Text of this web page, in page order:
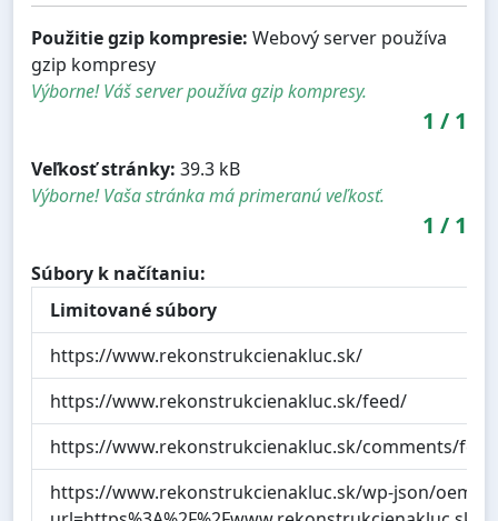
Použitie gzip kompresie: Webový server používa
gzip kompresy
Výborne! Váš server používa gzip kompresy.
1 / 1
Veľkosť stránky: 39.3 kB
Výborne! Vaša stránka má primeranú veľkosť.
1 / 1
Súbory k načítaniu:
Limitované súbory
https://www.rekonstrukcienakluc.sk/
https://www.rekonstrukcienakluc.sk/feed/
https://www.rekonstrukcienakluc.sk/comments/
https://www.rekonstrukcienakluc.sk/wp-json/